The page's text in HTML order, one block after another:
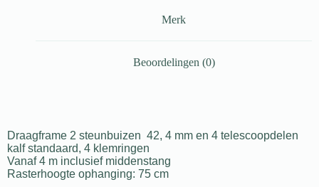
Merk
Beoordelingen (0)
Draagframe 2 steunbuizen 42, 4 mm en 4 telescoopdelen
kalf standaard, 4 klemringen
Vanaf 4 m inclusief middenstang
Rasterhoogte ophanging: 75 cm